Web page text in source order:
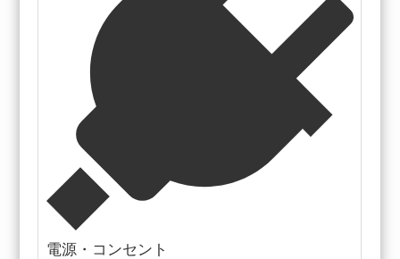
電源・コンセント